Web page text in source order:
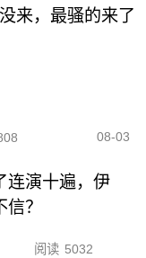
来，最骚的来了
08-03
连演十遍，伊
？
阅读 5032